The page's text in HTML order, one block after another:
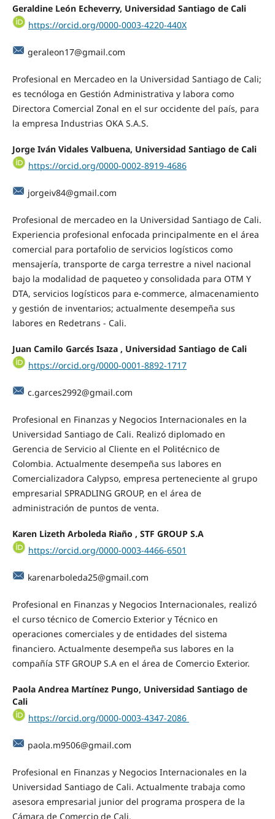
Geraldine León Echeverry, Universidad Santiago de Cali
https://orcid.org/0000-0003-4220-440X
geraleon17@gmail.com
Profesional en Mercadeo en la Universidad Santiago de Cali;
es tecnóloga en Gestión Administrativa y labora como
Directora Comercial Zonal en el sur occidente del país, para
la empresa Industrias OKA S.A.S.
Jorge Iván Vidales Valbuena, Universidad Santiago de Cali
https://orcid.org/0000-0002-8919-4686
jorgeiv84@gmail.com
Profesional de mercadeo en la Universidad Santiago de Cali.
Experiencia profesional enfocada principalmente en el área
comercial para portafolio de servicios logísticos como
mensajería, transporte de carga terrestre a nivel nacional
bajo la modalidad de paqueteo y consolidada para OTM Y
DTA, servicios logísticos para e-commerce, almacenamiento
y gestión de inventarios; actualmente desempeña sus
labores en Redetrans - Cali.
Juan Camilo Garcés Isaza , Universidad Santiago de Cali
https://orcid.org/0000-0001-8892-1717
c.garces2992@gmail.com
Profesional en Finanzas y Negocios Internacionales en la
Universidad Santiago de Cali. Realizó diplomado en
Gerencia de Servicio al Cliente en el Politécnico de
Colombia. Actualmente desempeña sus labores en
Comercializadora Calypso, empresa perteneciente al grupo
empresarial SPRADLING GROUP, en el área de
administración de puntos de venta.
Karen Lizeth Arboleda Riaño , STF GROUP S.A
https://orcid.org/0000-0003-4466-6501
karenarboleda25@gmail.com
Profesional en Finanzas y Negocios Internacionales, realizó
el curso técnico de Comercio Exterior y Técnico en
operaciones comerciales y de entidades del sistema
financiero. Actualmente desempeña sus labores en la
compañía STF GROUP S.A en el área de Comercio Exterior.
Paola Andrea Martínez Pungo, Universidad Santiago de
Cali
https://orcid.org/0000-0003-4347-2086
paola.m9506@gmail.com
Profesional en Finanzas y Negocios Internacionales en la
Universidad Santiago de Cali. Actualmente trabaja como
asesora empresarial junior del programa prospera de la
Cámara de Comercio de Cali.